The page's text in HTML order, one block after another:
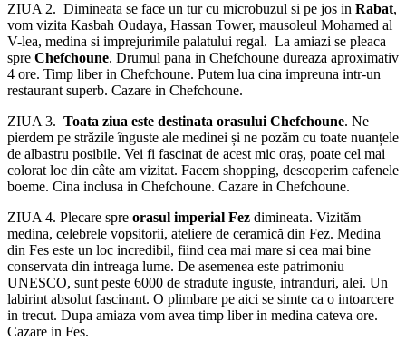
ZIUA 2. Dimineata se face un tur cu microbuzul si pe jos in Rabat,
vom vizita Kasbah Oudaya, Hassan Tower, mausoleul Mohamed al
V-lea, medina si imprejurimile palatului regal. La amiazi se pleaca
spre Chefchoune. Drumul pana in Chefchoune dureaza aproximativ
4 ore. Timp liber in Chefchoune. Putem lua cina impreuna intr-un
restaurant superb. Cazare in Chefchoune.
ZIUA 3. Toata ziua este destinata orasului Chefchoune. Ne
pierdem pe străzile înguste ale medinei și ne pozăm cu toate nuanțele
de albastru posibile. Vei fi fascinat de acest mic oraș, poate cel mai
colorat loc din câte am vizitat. Facem shopping, descoperim cafenele
boeme. Cina inclusa in Chefchoune. Cazare in Chefchoune.
ZIUA 4. Plecare spre orasul imperial Fez dimineata. Vizităm
medina, celebrele vopsitorii, ateliere de ceramică din Fez. Medina
din Fes este un loc incredibil, fiind cea mai mare si cea mai bine
conservata din intreaga lume. De asemenea este patrimoniu
UNESCO, sunt peste 6000 de stradute inguste, intranduri, alei. Un
labirint absolut fascinant. O plimbare pe aici se simte ca o intoarcere
in trecut. Dupa amiaza vom avea timp liber in medina cateva ore.
Cazare in Fes.